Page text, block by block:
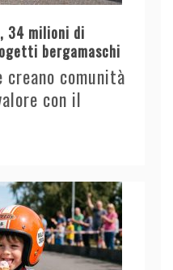
34 milioni di
bergamaschi
comunità
con il